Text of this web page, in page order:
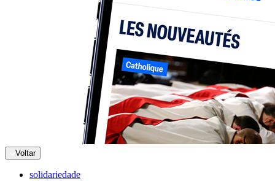
Voltar
solidariedade